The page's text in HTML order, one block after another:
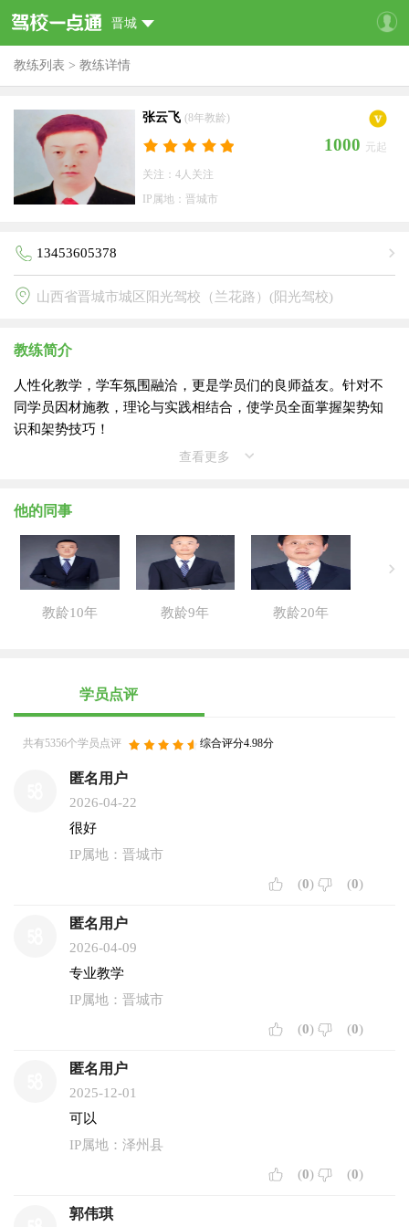
晋城
教练列表 > 教练详情
张云飞 (8年教龄)
1000 元起
关注：4人关注
IP属地：晋城市
13453605378
山西省晋城市城区阳光驾校（兰花路）(阳光驾校)
教练简介
人性化教学，学车氛围融洽，更是学员们的良师益友。针对不
同学员因材施教，理论与实践相结合，使学员全面掌握架势知
识和架势技巧！
查看更多
他的同事
教龄10年 教龄9年 教龄20年
学员点评
共有5356个学员点评 综合评分4.98分
匿名用户
2026-04-22
很好
IP属地：晋城市
(0) (0)
匿名用户
2026-04-09
专业教学
IP属地：晋城市
(0) (0)
匿名用户
2025-12-01
可以
IP属地：泽州县
(0) (0)
郭伟琪